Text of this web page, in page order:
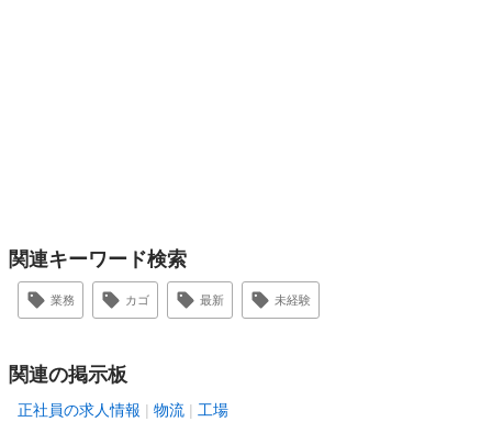
関連キーワード検索
業務 カゴ 最新 未経験
関連の掲示板
正社員の求人情報 物流 工場